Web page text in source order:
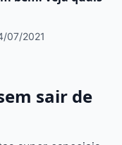
07/2021
sair de